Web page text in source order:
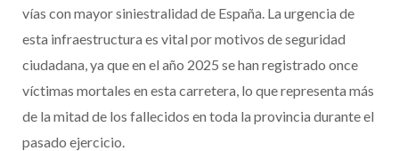
vías con mayor siniestralidad de España. La urgencia de
esta infraestructura es vital por motivos de seguridad
ciudadana, ya que en el año 2025 se han registrado once
víctimas mortales en esta carretera, lo que representa más
de la mitad de los fallecidos en toda la provincia durante el
pasado ejercicio.